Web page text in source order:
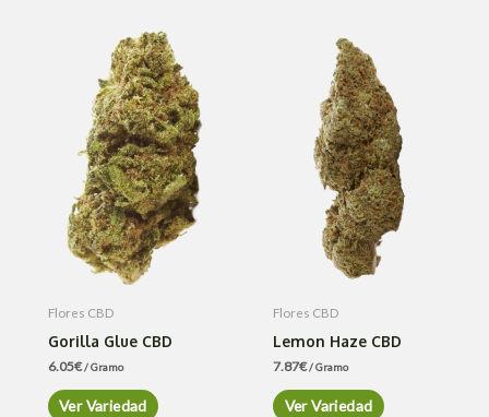
Flores CBD
Gorilla Glue CBD
6.05€/ Gramo
Ver Variedad
Flores CBD
Lemon Haze CBD
7.87€/ Gramo
Ver Variedad